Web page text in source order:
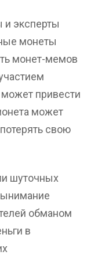
и эксперты
монеты
монет-мемов
привести
может
свою
шуточных
обманом
в